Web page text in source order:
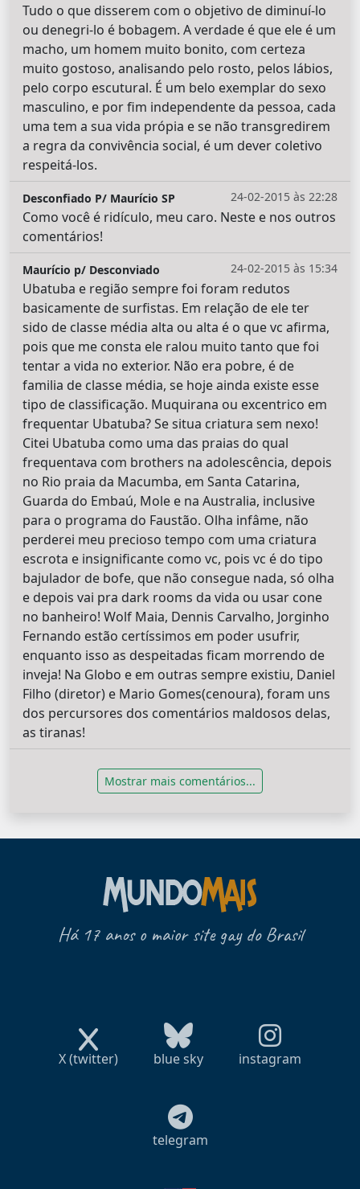
Tudo o que disserem com o objetivo de diminuí-lo
ou denegri-lo é bobagem. A verdade é que ele é um
macho, um homem muito bonito, com certeza
muito gostoso, analisando pelo rosto, pelos lábios,
pelo corpo escutural. É um belo exemplar do sexo
masculino, e por fim independente da pessoa, cada
uma tem a sua vida própia e se não transgredirem
a regra da convivência social, é um dever coletivo
respeitá-los.
24-02-2015 às 22:28
Desconfiado P/ Maurício SP
Como você é ridículo, meu caro. Neste e nos outros
comentários!
24-02-2015 às 15:34
Maurício p/ Desconviado
Ubatuba e região sempre foi foram redutos
basicamente de surfistas. Em relação de ele ter
sido de classe média alta ou alta é o que vc afirma,
pois que me consta ele ralou muito tanto que foi
tentar a vida no exterior. Não era pobre, é de
familia de classe média, se hoje ainda existe esse
tipo de classificação. Muquirana ou excentrico em
frequentar Ubatuba? Se situa criatura sem nexo!
Citei Ubatuba como uma das praias do qual
frequentava com brothers na adolescência, depois
no Rio praia da Macumba, em Santa Catarina,
Guarda do Embaú, Mole e na Australia, inclusive
para o programa do Faustão. Olha infâme, não
perderei meu precioso tempo com uma criatura
escrota e insignificante como vc, pois vc é do tipo
bajulador de bofe, que não consegue nada, só olha
e depois vai pra dark rooms da vida ou usar cone
no banheiro! Wolf Maia, Dennis Carvalho, Jorginho
Fernando estão certíssimos em poder usufrir,
enquanto isso as despeitadas ficam morrendo de
inveja! Na Globo e em outras sempre existiu, Daniel
Filho (diretor) e Mario Gomes(cenoura), foram uns
dos percursores dos comentários maldosos delas,
as tiranas!
Mostrar mais comentários...
Há 17 anos o maior site gay do Brasil
X (twitter) blue sky instagram
telegram